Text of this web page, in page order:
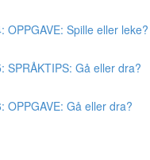
OPPGAVE: Spille eller leke?
SPRÅKTIPS: Gå eller dra?
OPPGAVE: Gå eller dra?